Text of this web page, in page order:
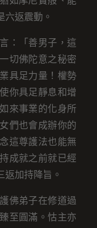
六返震動。
：「善男子，這
切佛陀意之秘密
具足力量！權勢
你具足靜息和增
來事業的化身所
們也會成辦你的
這尊護法也能無
成就之前就已經
返加持降旨。
佛弟子在修道過
至圓滿。怙主亦